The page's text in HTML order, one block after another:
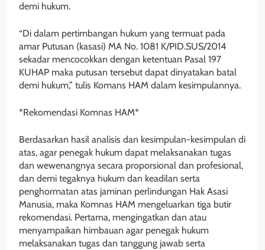
demi hukum.
“Di dalam pertimbangan hukum yang termuat pada
amar Putusan (kasasi) MA No. 1081 K/PID.SUS/2014
sekadar mencocokkan dengan ketentuan Pasal 197
KUHAP maka putusan tersebut dapat dinyatakan batal
demi hukum,” tulis Komans HAM dalam kesimpulannya.
*Rekomendasi Komnas HAM*
Berdasarkan hasil analisis dan kesimpulan-kesimpulan di
atas, agar penegak hukum dapat melaksanakan tugas
dan wewenangnya secara proporsional dan profesional,
dan demi tegaknya hukum dan keadilan serta
penghormatan atas jaminan perlindungan Hak Asasi
Manusia, maka Komnas HAM mengeluarkan tiga butir
rekomendasi. Pertama, mengingatkan dan atau
menyampaikan himbauan agar penegak hukum
melaksanakan tugas dan tanggung jawab serta